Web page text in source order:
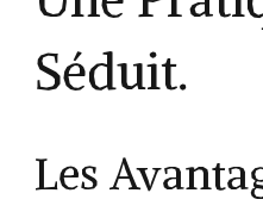
Séduit.
Les